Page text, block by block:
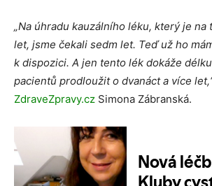
„Na úhradu kauzálního léku, který je na
let, jsme čekali sedm let. Teď už ho
k dispozici. A jen tento lék dokáže
pacientů prodloužit o dvanáct a více
ZdraveZpravy.cz Simona Zábranská.